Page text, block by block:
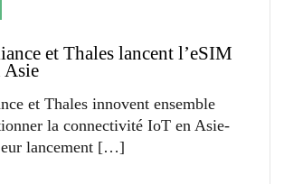
et Thales lancent l’eSIM
Asie
et Thales innovent ensemble
la connectivité IoT en Asie-
lancement